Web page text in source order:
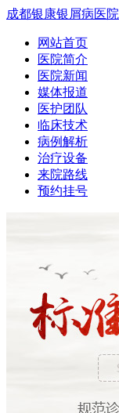
成都银康银屑病医院
网站首页
医院简介
医院新闻
媒体报道
医护团队
临床技术
病例解析
治疗设备
来院路线
预约挂号